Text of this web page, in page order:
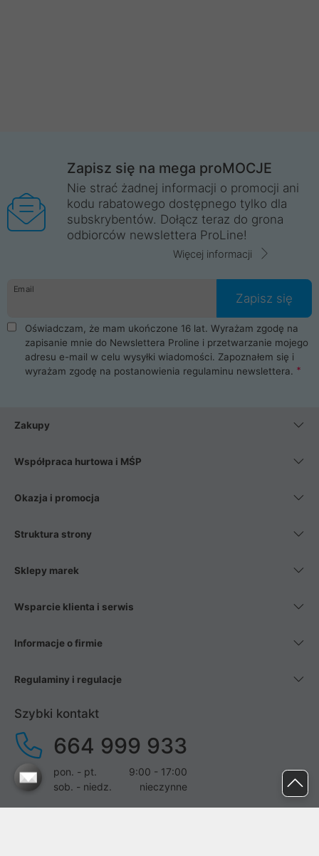
Zapisz się na mega proMOCJE
Nie strać żadnej informacji o promocji ani
kodu rabatowego dostępnego tylko dla
subskrybentów. Dołącz teraz do grona
odbiorców newslettera ProLine!
Więcej informacji
Email
Zapisz się
Oświadczam, że mam ukończone 16 lat. Wyrażam zgodę na
zapisanie mnie do Newslettera Proline i przetwarzanie mojego
adresu e-mail w celu wysyłki wiadomości. Zapoznałem się i
wyrażam zgodę na postanowienia regulaminu newslettera.
Zakupy
Współpraca hurtowa i MŚP
Okazja i promocja
Struktura strony
Sklepy marek
Wsparcie klienta i serwis
Informacje o firmie
Regulaminy i regulacje
Szybki kontakt
664 999 933
pon. - pt.
9:00 - 17:00
sob. - niedz.
nieczynne